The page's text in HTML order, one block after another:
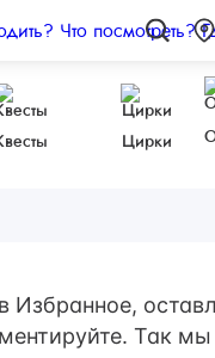
Цирки
Избранное,
Так мы